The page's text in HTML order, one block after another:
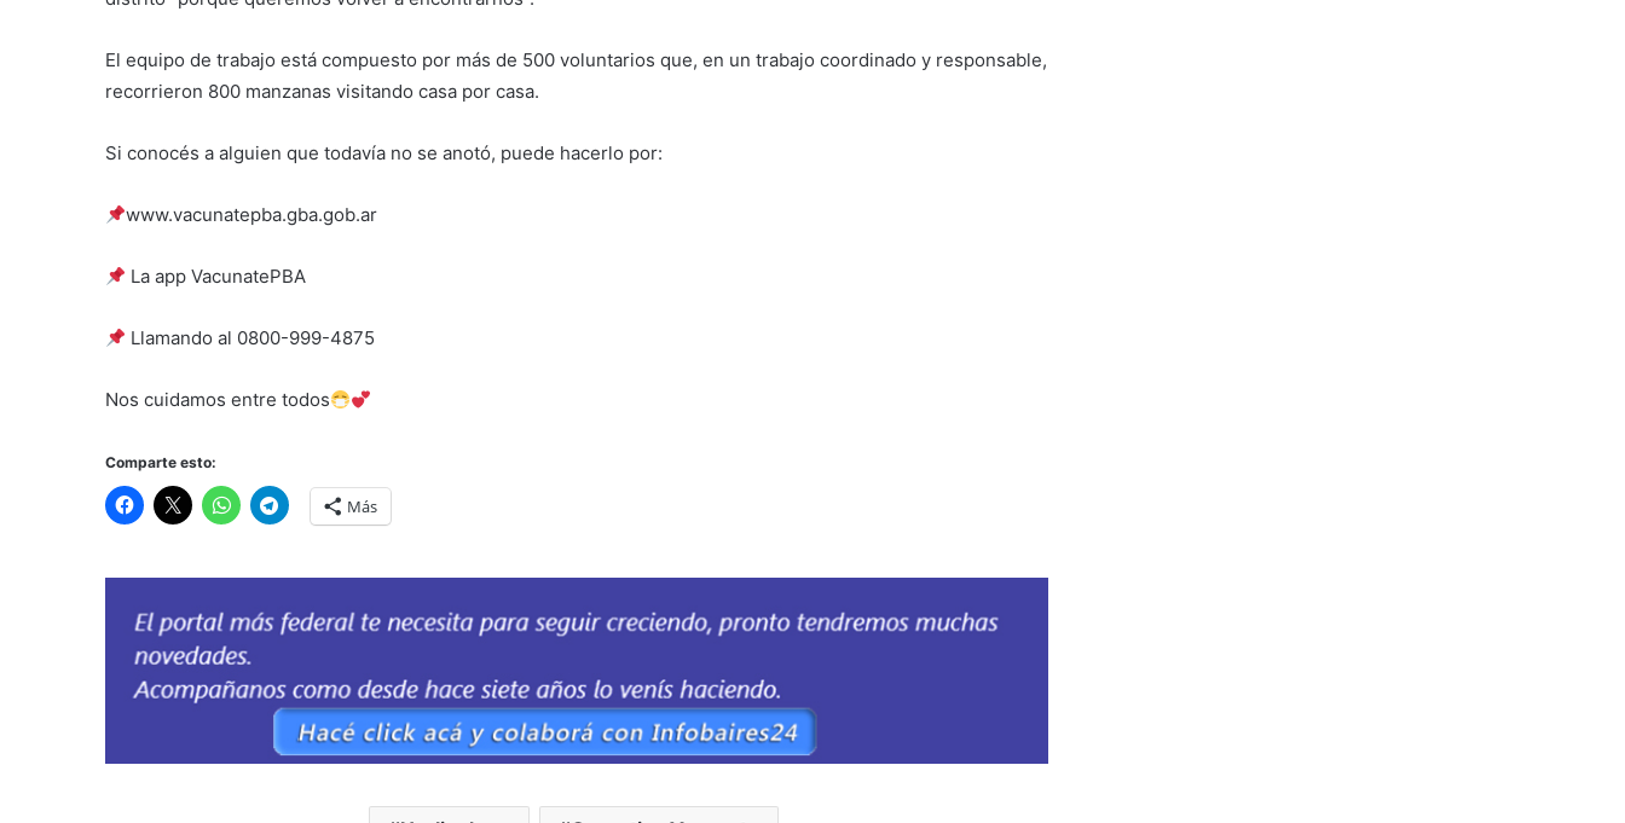
El equipo de trabajo está compuesto por más de 500 voluntarios que, en un trabajo coordinado y responsable,
recorrieron 800 manzanas visitando casa por casa.
Si conocés a alguien que todavía no se anotó, puede hacerlo por:
www.vacunatepba.gba.gob.ar
La app VacunatePBA
Llamando al 0800-999-4875
Nos cuidamos entre todos
Comparte esto:
Más